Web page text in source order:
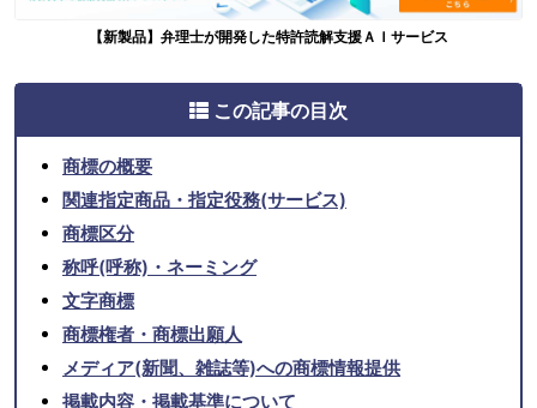
【新製品】弁理士が開発した特許読解支援ＡＩサービス
この記事の目次
商標の概要
関連指定商品・指定役務(サービス)
商標区分
称呼(呼称)・ネーミング
文字商標
商標権者・商標出願人
メディア(新聞、雑誌等)への商標情報提供
掲載内容・掲載基準について